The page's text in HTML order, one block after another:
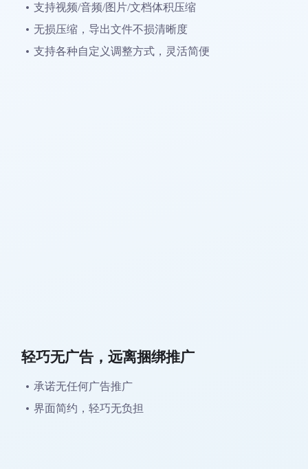
支持视频/音频/图片/文档体积压缩
无损压缩，导出文件不损清晰度
支持各种自定义调整方式，灵活简便
轻巧无广告，远离捆绑推广
承诺无任何广告推广
界面简约，轻巧无负担